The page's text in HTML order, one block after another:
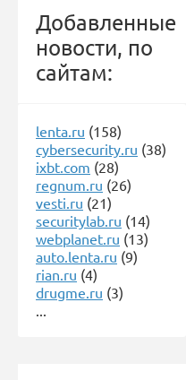
Добавленные
новости, по
сайтам:
lenta.ru (158)
cybersecurity.ru (38)
ixbt.com (28)
regnum.ru (26)
vesti.ru (21)
securitylab.ru (14)
webplanet.ru (13)
auto.lenta.ru (9)
rian.ru (4)
drugme.ru (3)
...